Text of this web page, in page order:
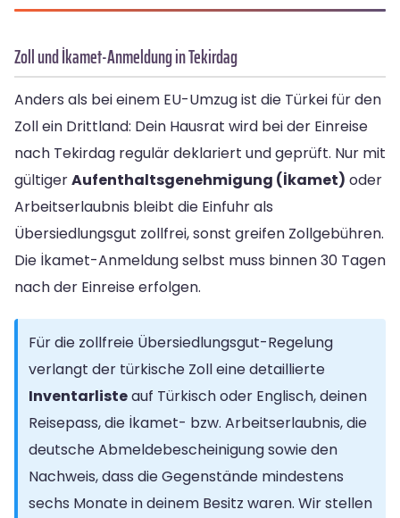
Zoll und İkamet-Anmeldung in Tekirdag
Anders als bei einem EU-Umzug ist die Türkei für den
Zoll ein Drittland: Dein Hausrat wird bei der Einreise
nach Tekirdag regulär deklariert und geprüft. Nur mit
gültigerAufenthaltsgenehmigung (İkamet) oder
Arbeitserlaubnis bleibt die Einfuhr als
Übersiedlungsgut zollfrei, sonst greifen Zollgebühren.
Die İkamet-Anmeldung selbst muss binnen 30 Tagen
nach der Einreise erfolgen.
Für die zollfreie Übersiedlungsgut-Regelung
verlangt der türkische Zoll eine detaillierte
Inventarlisteauf Türkisch oder Englisch, deinen
Reisepass, die İkamet- bzw. Arbeitserlaubnis, die
deutsche Abmeldebescheinigung sowie den
Nachweis, dass die Gegenstände mindestens
sechs Monate in deinem Besitz waren. Wir stellen